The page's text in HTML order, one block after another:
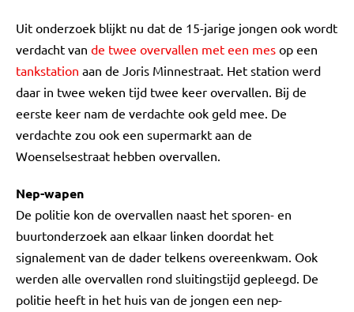
Uit onderzoek blijkt nu dat de 15-jarige jongen ook wordt
verdacht van de twee overvallen met een mes op een
tankstation aan de Joris Minnestraat. Het station werd
daar in twee weken tijd twee keer overvallen. Bij de
eerste keer nam de verdachte ook geld mee. De
verdachte zou ook een supermarkt aan de
Woenselsestraat hebben overvallen.
Nep-wapen
De politie kon de overvallen naast het sporen- en
buurtonderzoek aan elkaar linken doordat het
signalement van de dader telkens overeenkwam. Ook
werden alle overvallen rond sluitingstijd gepleegd. De
politie heeft in het huis van de jongen een nep-